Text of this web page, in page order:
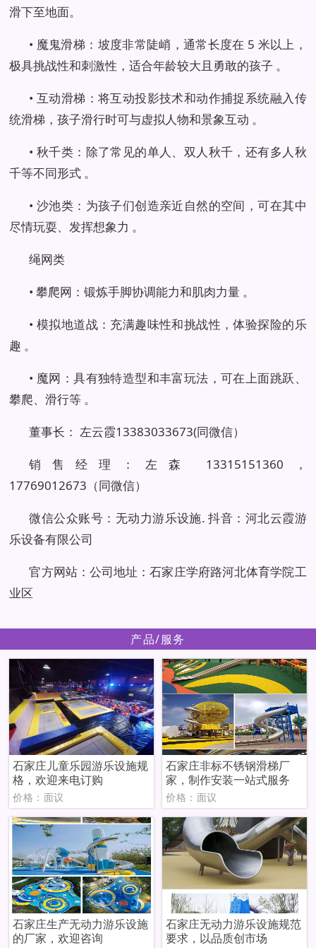
滑下至地面。
• 魔鬼滑梯：坡度非常陡峭，通常长度在 5 米以上，
极具挑战性和刺激性，适合年龄较大且勇敢的孩子 。
• 互动滑梯：将互动投影技术和动作捕捉系统融入传
统滑梯，孩子滑行时可与虚拟人物和景象互动 。
• 秋千类：除了常见的单人、双人秋千，还有多人秋
千等不同形式 。
• 沙池类：为孩子们创造亲近自然的空间，可在其中
尽情玩耍、发挥想象力 。
绳网类
• 攀爬网：锻炼手脚协调能力和肌肉力量 。
• 模拟地道战：充满趣味性和挑战性，体验探险的乐
趣 。
• 魔网：具有独特造型和丰富玩法，可在上面跳跃、
攀爬、滑行等 。
董事长： 左云霞13383033673(同微信）
销售经理：左森 13315151360，
17769012673（同微信）
微信公众账号：无动力游乐设施. 抖音：河北云霞游
乐设备有限公司
官方网站：公司地址：石家庄学府路河北体育学院工
业区
产品/服务
石家庄儿童乐园游乐设施规
格，欢迎来电订购
价格：面议
石家庄非标不锈钢滑梯厂
家，制作安装一站式服务
价格：面议
石家庄生产无动力游乐设施
的厂家，欢迎咨询
石家庄无动力游乐设施规范
要求，以品质创市场